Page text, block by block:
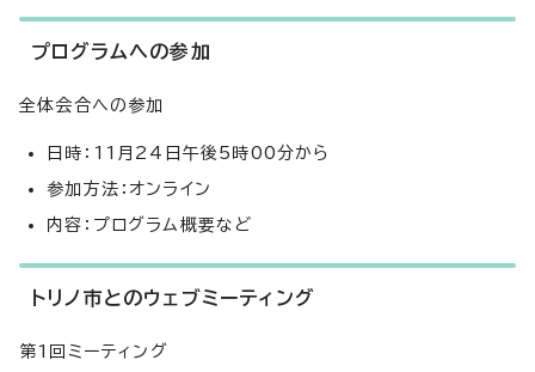
プログラムへの参加
全体会合への参加
日時：11月24日午後5時00分から
参加方法：オンライン
内容：プログラム概要など
トリノ市とのウェブミーティング
第1回ミーティング